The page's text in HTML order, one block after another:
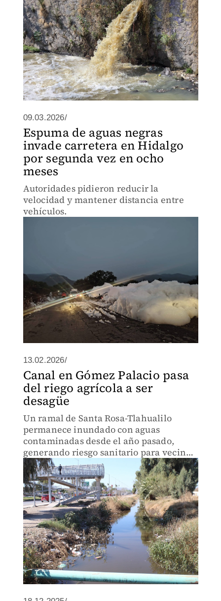
09.03.2026/
Espuma de aguas negras
invade carretera en Hidalgo
por segunda vez en ocho
meses
Autoridades pidieron reducir la
velocidad y mantener distancia entre
vehículos.
13.02.2026/
Canal en Gómez Palacio pasa
del riego agrícola a ser
desagüe
Un ramal de Santa Rosa-Tlahualilo
permanece inundado con aguas
contaminadas desde el año pasado,
generando riesgo sanitario para vecinos
del sector.